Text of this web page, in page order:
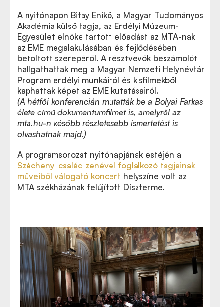
A nyitónapon Bitay Enikő, a Magyar Tudományos
Akadémia külső tagja, az Erdélyi Múzeum-
Egyesület elnöke tartott előadást az MTA-nak
az EME megalakulásában és fejlődésében
betöltött szerepéről. A résztvevők beszámolót
hallgathattak meg a Magyar Nemzeti Helynévtár
Program erdélyi munkáiról és kisfilmekből
kaphattak képet az EME kutatásairól.
(A hétfői konferencián mutatták be a Bolyai Farkas
élete című dokumentumfilmet is, amelyről az
mta.hu-n később részletesebb ismertetést is
olvashatnak majd.)
A programsorozat nyitónapjának estéjén a
Széchenyi család zenével foglalkozó tagjainak
műveiből válogató koncert helyszíne volt az
MTA székházának felújított Díszterme.